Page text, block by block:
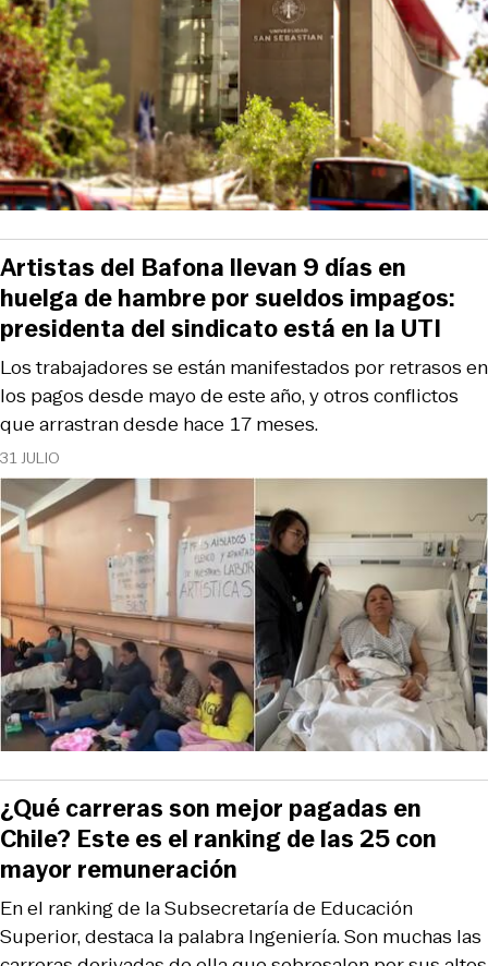
31 JULIO
Los trabajadores se están manifestados por retrasos en
los pagos desde mayo de este año, y otros conflictos
que arrastran desde hace 17 meses.
Artistas del Bafona llevan 9 días en
huelga de hambre por sueldos impagos:
presidenta del sindicato está en la UTI
En el ranking de la Subsecretaría de Educación
Superior, destaca la palabra Ingeniería. Son muchas las
¿Qué carreras son mejor pagadas en
Chile? Este es el ranking de las 25 con
mayor remuneración